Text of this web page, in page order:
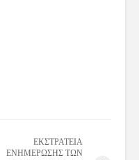
ΕΚΣΤΡΑΤΕΙΑ
ΕΝΗΜΕΡΩΣΗΣ ΤΩΝ